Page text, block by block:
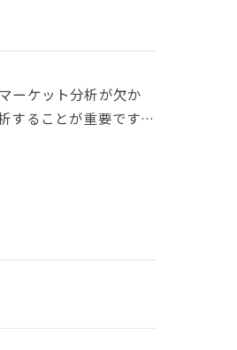
ーケット分析が欠か
することが重要です…